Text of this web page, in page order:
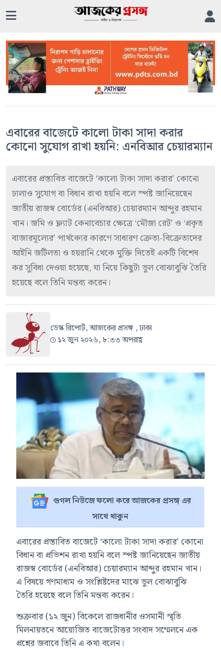
এবারের বাজেটে কালো টাকা সাদা করার
কোনো সুযোগ রাখা হয়নি: এনবিআর চেয়ারম্যান
এবারের প্রস্তাবিত বাজেটে ‘কালো টাকা সাদা করার’ কোনো
ঢালাও সুযোগ বা বিধান রাখা হয়নি বলে স্পষ্ট জানিয়েছেন
জাতীয় রাজস্ব বোর্ডের (এনবিআর) চেয়ারম্যান আব্দুর রহমান
খান। জমি ও ফ্ল্যাট কেনাবেচার ক্ষেত্রে ‘মৌজা রেট’ ও ‘প্রকৃত
বাজারমূল্যের’ পার্থক্যের কারণে সাধারণ ক্রেতা-বিক্রেতাদের
আইনি জটিলতা ও হয়রানি থেকে মুক্তি দিতেই একটি বিশেষ
কর সুবিধা দেওয়া হয়েছে, যা নিয়ে কিছুটা ভুল বোঝাবুঝি তৈরি
হয়েছে বলে তিনি মন্তব্য করেন।
ডেস্ক রিপোর্ট, আজকের প্রসঙ্গ , ঢাকা
১২ জুন ২০২৬, ৮:৩৩ অপরাহ্ণ
গুগল নিউজে ফলো করে আজকের প্রসঙ্গ এর
সাথে থাকুন
এবারের প্রস্তাবিত বাজেটে ‘কালো টাকা সাদা করার’ কোনো
বিধান বা প্রভিশন রাখা হয়নি বলে স্পষ্ট জানিয়েছেন জাতীয়
রাজস্ব বোর্ডের (এনবিআর) চেয়ারম্যান আব্দুর রহমান খান।
এ বিষয়ে গণমাধ্যম ও সংশ্লিষ্টদের মাঝে ভুল বোঝাবুঝি
তৈরি হয়েছে বলে তিনি মন্তব্য করেন।
শুক্রবার (১২ জুন) বিকেলে রাজধানীর ওসমানী স্মৃতি
মিলনায়তনে আয়োজিত বাজেটোত্তর সংবাদ সম্মেলনে এক
প্রশ্নের জবাবে তিনি এ কথা বলেন।